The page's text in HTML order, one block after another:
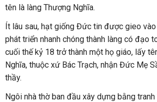
tên là làng Thượng Nghĩa.
Ít lâu sau, hạt giống Đức tin được gieo
phát triển nhanh chóng thành làng có đạo
cuối thế kỷ 18 trở thành một họ giáo, lấy
Nghĩa, thuộc xứ Bác Trạch, nhận Đức Mẹ
thầy.
Ngôi nhà thờ ban đầu xây dựng bằng